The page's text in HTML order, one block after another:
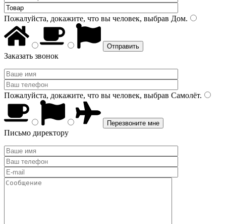
Пожалуйста, докажите, что вы человек, выбрав Дом.
Заказать звонок
Пожалуйста, докажите, что вы человек, выбрав Самолёт.
Письмо директору